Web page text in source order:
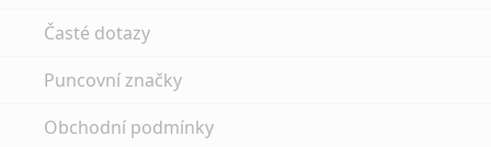
Časté dotazy
Puncovní značky
Obchodní podmínky